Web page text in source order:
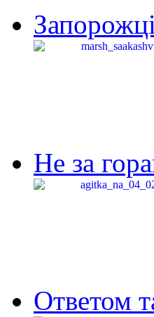
Не за
Ответом